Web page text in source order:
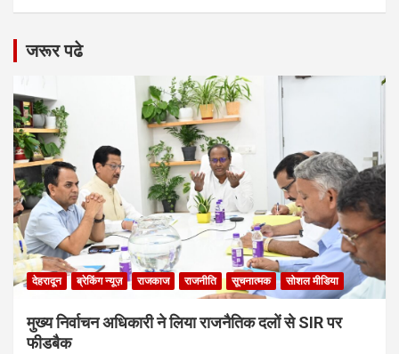
जरूर पढे
देहरादून ब्रेकिंग न्यूज़ राजकाज राजनीति सूचनात्मक सोशल मीडिया
मुख्य निर्वाचन अधिकारी ने लिया राजनैतिक दलों से SIR पर
फीडबैक